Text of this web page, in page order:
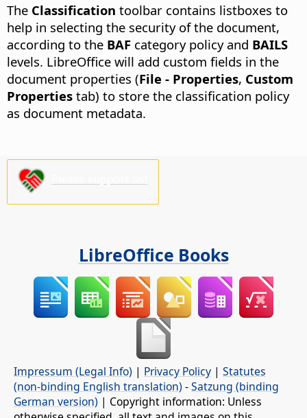
The Classification toolbar contains listboxes to
help in selecting the security of the document,
according to the BAF category policy and BAILS
levels. LibreOffice will add custom fields in the
document properties (File - Properties, Custom
Properties tab) to store the classification policy
as document metadata.
LibreOffice Books
Impressum (Legal Info) | Privacy Policy | Statutes
(non-binding English translation) -Satzung (binding
German version) | Copyright information: Unless